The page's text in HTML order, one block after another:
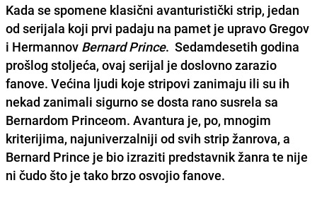
Kada se spomene klasični avanturistički strip, jedan
od serijala koji prvi padaju na pamet je upravo Gregov
i Hermannov Bernard Prince. Sedamdesetih godina
prošlog stoljeća, ovaj serijal je doslovno zarazio
fanove. Većina ljudi koje stripovi zanimaju ili su ih
nekad zanimali sigurno se dosta rano susrela sa
Bernardom Princeom. Avantura je, po, mnogim
kriterijima, najuniverzalniji od svih strip žanrova, a
Bernard Prince je bio izraziti predstavnik žanra te nije
ni čudo što je tako brzo osvojio fanove.